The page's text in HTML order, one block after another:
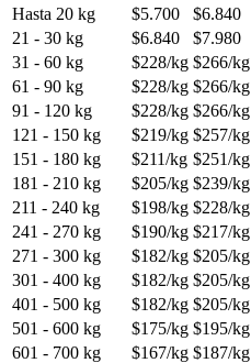
Hasta 20 kg
$5.700 $6.840
21 - 30 kg
$6.840 $7.980
31 - 60 kg
$228/kg $266/kg
61 - 90 kg
$228/kg $266/kg
91 - 120 kg
$228/kg $266/kg
121 - 150 kg
$219/kg $257/kg
151 - 180 kg
$211/kg $251/kg
181 - 210 kg
$205/kg $239/kg
211 - 240 kg
$198/kg $228/kg
241 - 270 kg
$190/kg $217/kg
271 - 300 kg
$182/kg $205/kg
301 - 400 kg
$182/kg $205/kg
401 - 500 kg
$182/kg $205/kg
501 - 600 kg
$175/kg $195/kg
601 - 700 kg
$167/kg $187/kg